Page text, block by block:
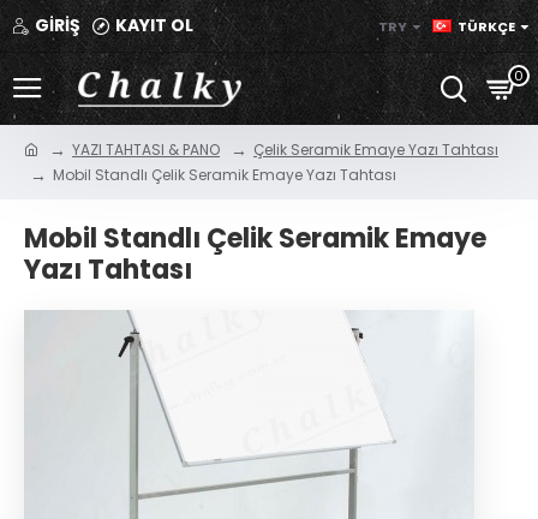
GİRİŞ KAYIT OL TRY TÜRKÇE
0
YAZI TAHTASI & PANO
Çelik Seramik Emaye Yazı Tahtası
Mobil Standlı Çelik Seramik Emaye Yazı Tahtası
Mobil Standlı Çelik Seramik Emaye
Yazı Tahtası